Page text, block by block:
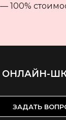
100%
ОНЛАЙН-
ЗАДАТЬ